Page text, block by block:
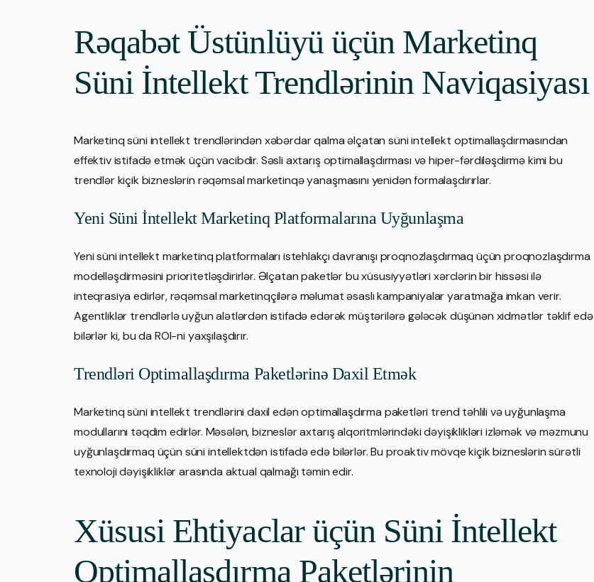
Rəqabət Üstünlüyü üçün Marketinq
Süni İntellekt Trendlərinin Naviqasiyası
Marketinq süni intellekt trendlərindən xəbərdar qalma əlçatan süni intellekt optimallaşdırmasından
effektiv istifadə etmək üçün vacibdir. Səsli axtarış optimallaşdırması və hiper-fərdiləşdirmə kimi bu
trendlər kiçik bizneslərin rəqəmsal marketinqə yanaşmasını yenidən formalaşdırırlar.
Yeni Süni İntellekt Marketinq Platformalarına Uyğunlaşma
Yeni süni intellekt marketinq platformaları istehlakçı davranışı proqnozlaşdırmaq üçün proqnozlaşdırma
modelləşdirməsini prioritetləşdirirlər. Əlçatan paketlər bu xüsusiyyətləri xərclərin bir hissəsi ilə
inteqrasiya edirlər, rəqəmsal marketinqçilərə məlumat əsaslı kampaniyalar yaratmağa imkan verir.
Agentliklər trendlərlə uyğun alətlərdən istifadə edərək müştərilərə gələcək düşünən xidmətlər təklif edə
bilərlər ki, bu da ROI-ni yaxşılaşdırır.
Trendləri Optimallaşdırma Paketlərinə Daxil Etmək
Marketinq süni intellekt trendlərini daxil edən optimallaşdırma paketləri trend təhlili və uyğunlaşma
modullarını təqdim edirlər. Məsələn, bizneslər axtarış alqoritmlərindəki dəyişiklikləri izləmək və məzmunu
uyğunlaşdırmaq üçün süni intellektdən istifadə edə bilərlər. Bu proaktiv mövqe kiçik bizneslərin sürətli
texnoloji dəyişikliklər arasında aktual qalmağı təmin edir.
Xüsusi Ehtiyaclar üçün Süni İntellekt
Optimallaşdırma Paketlərinin